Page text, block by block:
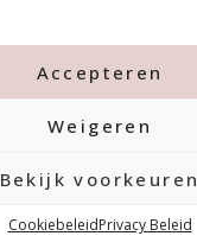
Accepteren
Weigeren
Bekijk voorkeuren
CookiebeleidPrivacy Beleid